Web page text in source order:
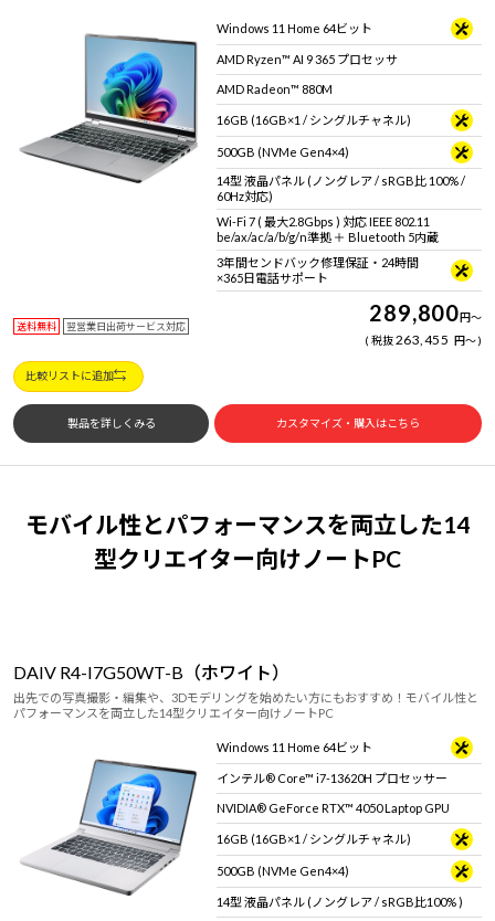
Windows 11 Home 64ビット
AMD Ryzen™ AI 9 365 プロセッサ
AMD Radeon™ 880M
16GB (16GB×1 / シングルチャネル)
500GB (NVMe Gen4×4)
14型 液晶パネル (ノングレア / sRGB比 100% /
60Hz対応)
Wi-Fi 7 ( 最大2.8Gbps ) 対応 IEEE 802.11
be/ax/ac/a/b/g/n準拠 ＋ Bluetooth 5内蔵
3年間センドバック修理保証・24時間
×365日電話サポート
送料無料 翌営業日出荷サービス対応 289,800円～
税抜263,455 円～
比較リストに追加
製品を詳しくみる カスタマイズ・購入はこちら
モバイル性とパフォーマンスを両立した14
型クリエイター向けノートPC
DAIV R4-I7G50WT-B（ホワイト）
出先での写真撮影・編集や、3Dモデリングを始めたい方にもおすすめ！モバイル性と
パフォーマンスを両立した14型クリエイター向けノートPC
Windows 11 Home 64ビット
インテル® Core™ i7-13620H プロセッサー
NVIDIA® GeForce RTX™ 4050 Laptop GPU
16GB (16GB×1 / シングルチャネル)
500GB (NVMe Gen4×4)
14型 液晶パネル (ノングレア / sRGB比100% )